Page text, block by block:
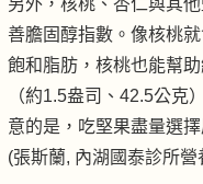
善膽固醇指數。像核桃
飽和脂肪，核桃也能幫
（約1.5盎司、42.5公克
意的是，吃堅果盡量選
(張斯蘭, 內湖國泰診所營